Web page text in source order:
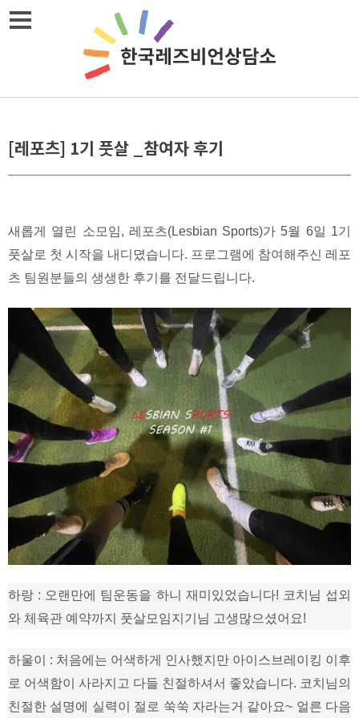
Skip
[레포츠] 1기 풋살 _참여자 후기
새롭게 열린 소모임, 레포츠(Lesbian Sports)가 5월 6일 1기
풋살로 첫 시작을 내디뎠습니다. 프로그램에 참여해주신 레포
츠 팀원분들의 생생한 후기를 전달드립니다.
하랑 : 오랜만에 팀운동을 하니 재미있었습니다! 코치님 섭외
와 체육관 예약까지 풋살모임지기님 고생많으셨어요!
하울이 : 처음에는 어색하게 인사했지만 아이스브레이킹 이후
로 어색함이 사라지고 다들 친절하셔서 좋았습니다. 코치님의
친절한 설명에 실력이 절로 쑥쑥 자라는거 같아요~ 얼른 다음